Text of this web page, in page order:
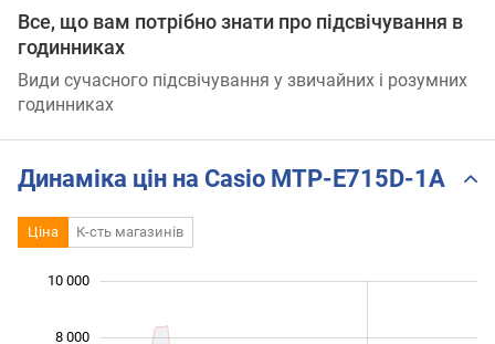
Все, що вам потрібно знати про підсвічування в
годинниках
Види сучасного підсвічування у звичайних і розумних
годинниках
Динаміка цін на Casio MTP-E715D-1A
Ціна К-сть магазинів
8 000
10 000